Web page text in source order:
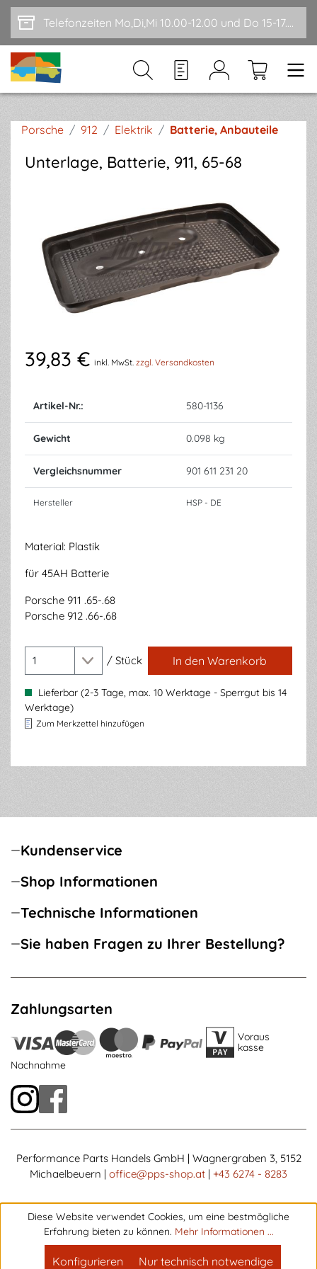
Zum Hauptinhalt springen Telefonzeiten Mo,Di,Mi 10.00-12.00 und Do 15-17.00
Porsche / 912 / Elektrik / Batterie, Anbauteile
Unterlage, Batterie, 911, 65-68
39,83 € inkl. MwSt. zzgl. Versandkosten
Artikel-Nr.: 580-1136
Gewicht 0.098 kg
Vergleichsnummer 901 611 231 20
Hersteller HSP - DE
Material: Plastik
für 45AH Batterie
Porsche 911 .65-.68
Porsche 912 .66-.68
/ Stück In den Warenkorb
Lieferbar (2-3 Tage, max. 10 Werktage - Sperrgut bis 14
Werktage)
Zum Merkzettel hinzufügen
Kundenservice
Shop Informationen
Technische Informationen
Sie haben Fragen zu Ihrer Bestellung?
Zahlungsarten
Voraus
kasse
Nachnahme
Performance Parts Handels GmbH | Wagnergraben 3, 5152
Michaelbeuern | office@pps-shop.at | +43 6274 - 8283
Diese Website verwendet Cookies, um eine bestmögliche
Erfahrung bieten zu können. Mehr Informationen ...
Nur technisch notwendige
Konfigurieren